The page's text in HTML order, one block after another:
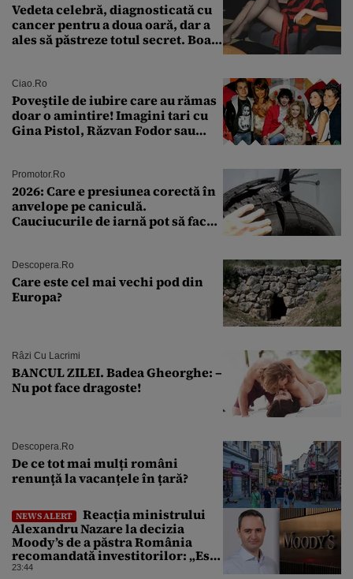
Vedeta celebră, diagnosticată cu
cancer pentru a doua oară, dar a
ales să păstreze totul secret. Boala
Ciao.ro
Poveştile de iubire care au rămas
doar o amintire! Imagini tari cu
Gina Pistol, Răzvan Fodor sau
Promotor.ro
2026: Care e presiunea corectă în
anvelope pe caniculă.
Cauciucurile de iarnă pot să facă
Descopera.ro
Care este cel mai vechi pod din
Europa?
Râzi Cu Lacrimi
BANCUL ZILEI. Badea Gheorghe: –
Nu pot face dragoste!
Descopera.ro
De ce tot mai mulți români
renunță la vacanțele în țară?
NEWS ALERT
Reacția ministrului
Alexandru Nazare la decizia
Moody’s de a păstra România
recomandată investitorilor: „Este
un răgaz, dar în niciun caz un
23:44